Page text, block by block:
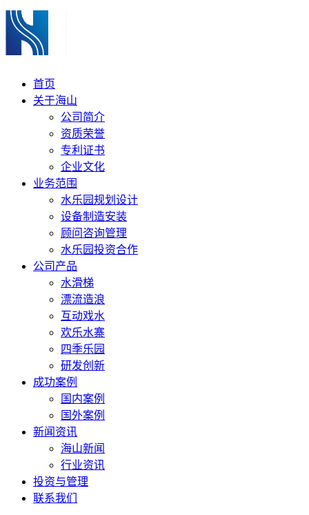
首页
关于海山
公司简介
资质荣誉
专利证书
企业文化
业务范围
水乐园规划设计
设备制造安装
顾问咨询管理
水乐园投资合作
公司产品
水滑梯
漂流造浪
互动戏水
欢乐水寨
四季乐园
研发创新
成功案例
国内案例
国外案例
新闻资讯
海山新闻
行业资讯
投资与管理
联系我们